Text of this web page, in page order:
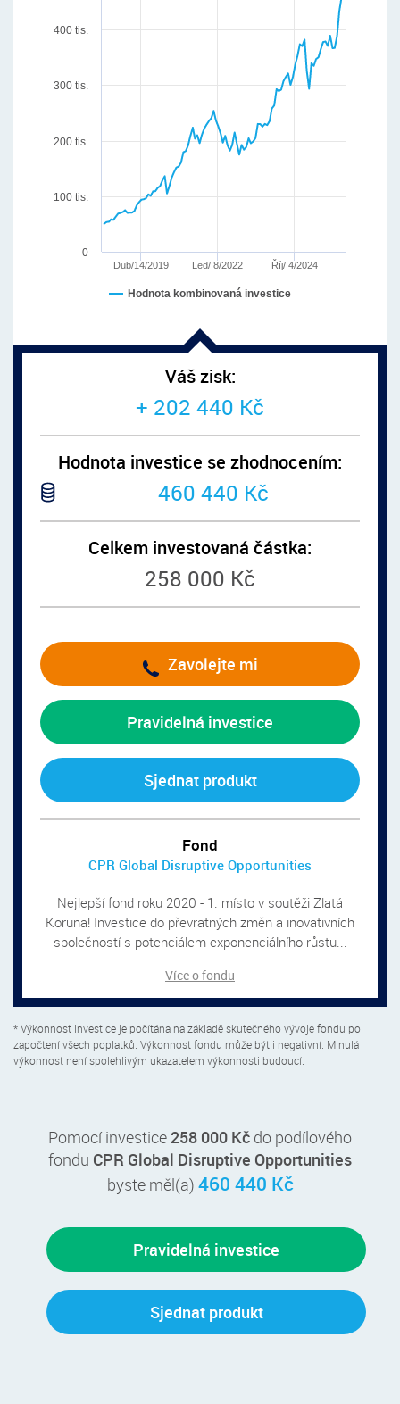
Hodnota kombinovaná investice
Dub/14/2019 Led/ 8/2022 Říj/ 4/2024
0
100 tis.
200 tis.
300 tis.
400 tis.
Váš zisk:
+ 202 440 Kč
Hodnota investice se zhodnocením:
460 440 Kč
Celkem investovaná částka:
258 000 Kč
Zavolejte mi
Pravidelná investice
Sjednat produkt
Fond
CPR Global Disruptive Opportunities
Nejlepší fond roku 2020 - 1. místo v soutěži Zlatá
Koruna! Investice do převratných změn a inovativních
společností s potenciálem exponenciálního růstu...
Více o fondu
* Výkonnost investice je počítána na základě skutečného vývoje fondu po
započtení všech poplatků. Výkonnost fondu může být i negativní. Minulá
výkonnost není spolehlivým ukazatelem výkonnosti budoucí.
Pomocí investice258 000 Kč do podílového
fondu CPR Global Disruptive Opportunities
byste měl(a) 460 440 Kč
Pravidelná investice
Sjednat produkt